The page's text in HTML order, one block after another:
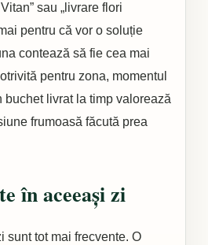
sau „livrare flori
pentru că vor o soluție
contează să fie cea mai
pentru zona, momentul
livrat la timp valorează
frumoasă făcută prea
în aceeași zi
sunt tot mai frecvente. O